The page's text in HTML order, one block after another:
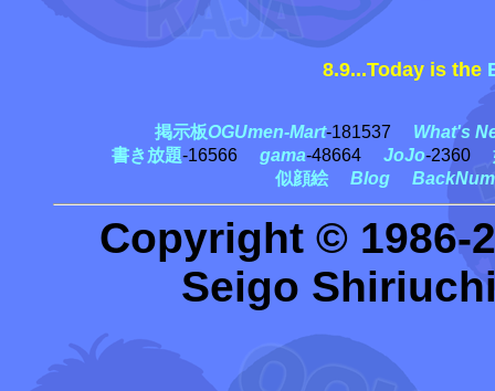
8.9...Today is the
掲示板OGUmen-Mart-181537 What's
書き放題-16566 gama-48664 JoJo-2360
似顔絵
Blog
Copyright © 1986-
Seigo